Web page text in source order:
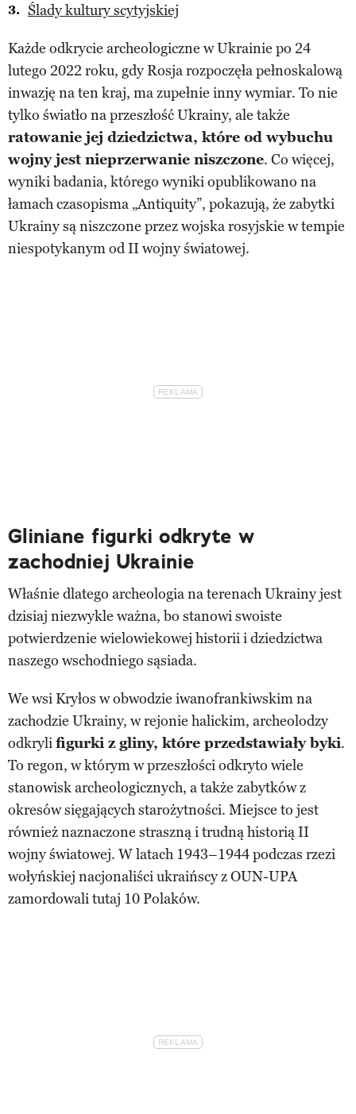
Ślady kultury scytyjskiej
Każde odkrycie archeologiczne w Ukrainie po 24
lutego 2022 roku, gdy Rosja rozpoczęła pełnoskalową
inwazję na ten kraj, ma zupełnie inny wymiar. To nie
tylko światło na przeszłość Ukrainy, ale także
ratowanie jej dziedzictwa, które od wybuchu
wojny jest nieprzerwanie niszczone. Co więcej,
wyniki badania, którego wyniki opublikowano na
łamach czasopisma „Antiquity”, pokazują, że zabytki
Ukrainy są niszczone przez wojska rosyjskie w tempie
niespotykanym od II wojny światowej.
Gliniane figurki odkryte w
zachodniej Ukrainie
Właśnie dlatego archeologia na terenach Ukrainy jest
dzisiaj niezwykle ważna, bo stanowi swoiste
potwierdzenie wielowiekowej historii i dziedzictwa
naszego wschodniego sąsiada.
We wsi Kryłos w obwodzie iwanofrankiwskim na
zachodzie Ukrainy, w rejonie halickim, archeolodzy
odkrylifigurki z gliny, które przedstawiały byki.
To regon, w którym w przeszłości odkryto wiele
stanowisk archeologicznych, a także zabytków z
okresów sięgających starożytności. Miejsce to jest
również naznaczone straszną i trudną historią II
wojny światowej. W latach 1943–1944 podczas rzezi
wołyńskiej nacjonaliści ukraińscy z OUN-UPA
zamordowali tutaj 10 Polaków.